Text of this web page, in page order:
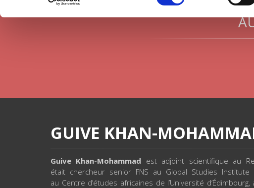
consentement
GUIVE KHAN-
Guive Khan-Mohammad est adjoint scientifique au
était chercheur senior FNS au Global Studies
au Centre d’études africaines de l’Université